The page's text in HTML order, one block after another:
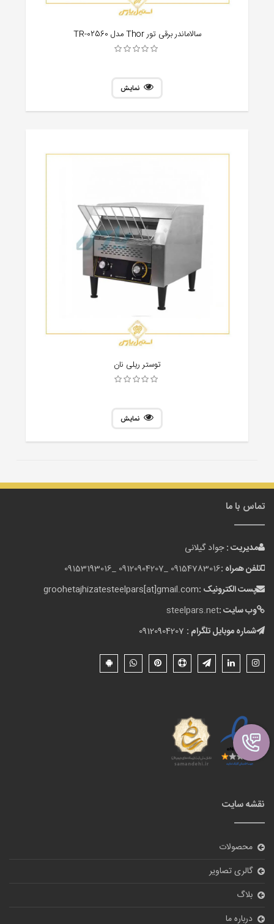
سالاماندر برقی تور Thor مدل TR-02560
نمایش
توستر ریلی نان
نمایش
تماس با ما
مدیریت :جواد گیلانی
تلفن همراه :09154783016 _
09120904207 _
09153193016
پست الکترونیک :groohetajhizatesteelpars[at]gmail.com
وب سایت :steelpars.net
شماره موبایل تلگرام :
نقشه سایت
محصولات
گالری تصاویر
بلاگ
درباره ما